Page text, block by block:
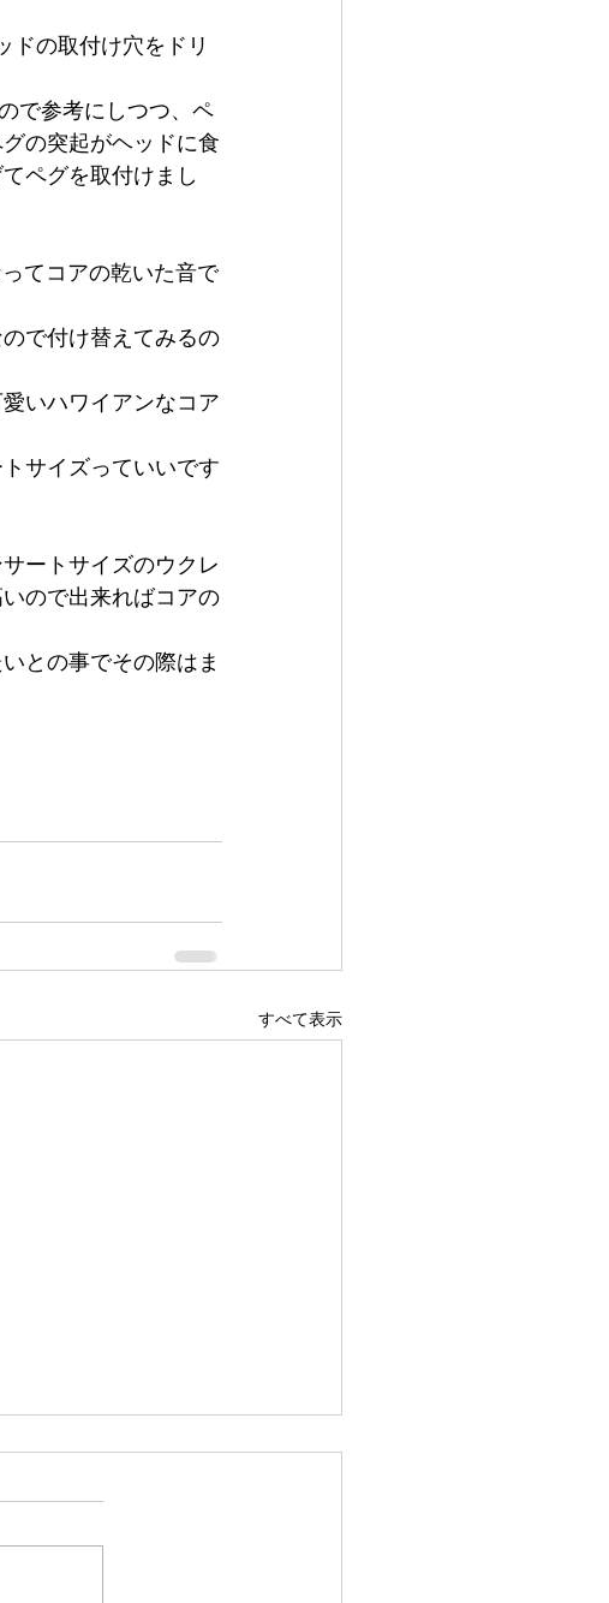
ドの取付け穴をドリ
で参考にしつつ、ペ
の突起がヘッドに食
ペグを取付けまし
てコアの乾いた音で
で付け替えてみるの
いハワイアンなコア
サイズっていいです
ートサイズのウクレ
ので出来ればコアの
との事でその際はま
すべて表示